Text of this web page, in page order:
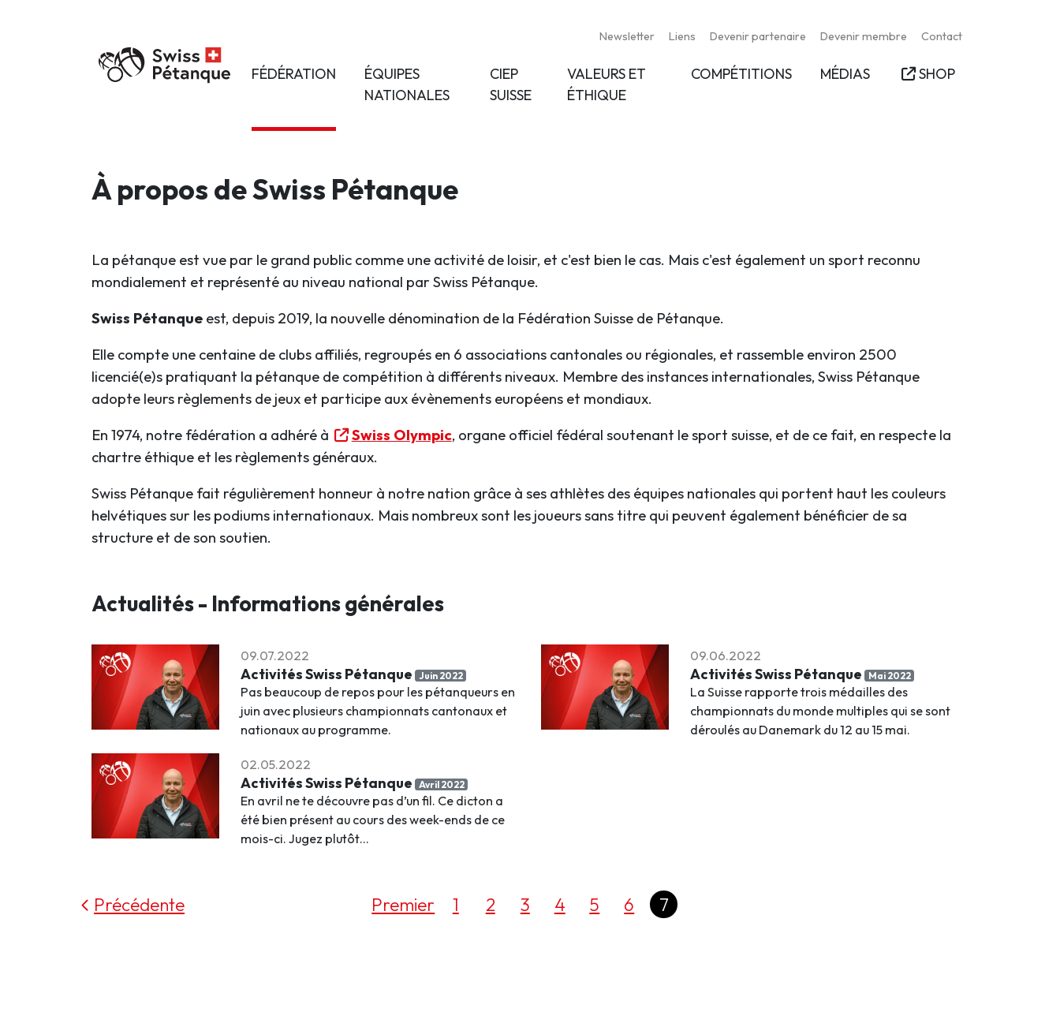
Newsletter Liens Devenir partenaire Devenir membre Contact
FÉDÉRATION
ÉQUIPES
NATIONALES
CIEP
SUISSE
VALEURS ET
ÉTHIQUE
COMPÉTITIONS MÉDIAS SHOP
À propos de Swiss Pétanque
La pétanque est vue par le grand public comme une activité de loisir, et c'est bien le cas. Mais c'est également un sport reconnu
mondialement et représenté au niveau national par Swiss Pétanque.
Swiss Pétanque est, depuis 2019, la nouvelle dénomination de la Fédération Suisse de Pétanque.
Elle compte une centaine de clubs affiliés, regroupés en 6 associations cantonales ou régionales, et rassemble environ 2500
licencié(e)s pratiquant la pétanque de compétition à différents niveaux. Membre des instances internationales, Swiss Pétanque
adopte leurs règlements de jeux et participe aux évènements européens et mondiaux.
En 1974, notre fédération a adhéré à
Swiss Olympic, organe officiel fédéral soutenant le sport suisse, et de ce fait, en respecte la
chartre éthique et les règlements généraux.
Swiss Pétanque fait régulièrement honneur à notre nation grâce à ses athlètes des équipes nationales qui portent haut les couleurs
helvétiques sur les podiums internationaux. Mais nombreux sont les joueurs sans titre qui peuvent également bénéficier de sa
structure et de son soutien.
Actualités - Informations générales
09.07.2022
Activités Swiss Pétanque Juin 2022
Pas beaucoup de repos pour les pétanqueurs en
juin avec plusieurs championnats cantonaux et
nationaux au programme.
09.06.2022
Activités Swiss Pétanque Mai 2022
La Suisse rapporte trois médailles des
championnats du monde multiples qui se sont
déroulés au Danemark du 12 au 15 mai.
02.05.2022
Activités Swiss Pétanque Avril 2022
En avril ne te découvre pas d’un fil. Ce dicton a
été bien présent au cours des week-ends de ce
mois-ci. Jugez plutôt…
Précédente Premier 1 2 3 4 5 6 7